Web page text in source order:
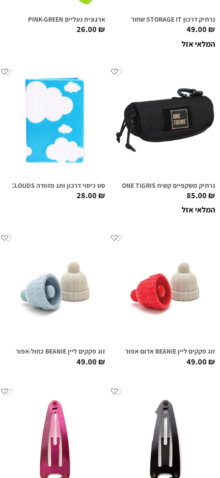
נרתיק דרכון STORAGE IT שחור
49.00₪
המלאי אזל
ארגונית נעליים PINK-GREEN
26.00₪
נרתיק משקפיים קשיח ONE TIGRIS
85.00₪
המלאי אזל
סט כיסוי דרכון ותג מזוודה BLUE CLOUDS
28.00₪
זוג פקקים ליין BEANIE אדום-אפור
49.00₪
זוג פקקים ליין BEANIE כחול-אפור
49.00₪